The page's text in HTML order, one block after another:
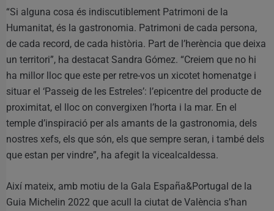
“Si alguna cosa és indiscutiblement Patrimoni de la
Humanitat, és la gastronomia. Patrimoni de cada persona,
de cada record, de cada història. Part de l’herència que deixa
un territori”, ha destacat Sandra Gómez. “Creiem que no hi
ha millor lloc que este per retre-vos un xicotet homenatge i
situar el ‘Passeig de les Estreles’: l’epicentre del producte de
proximitat, el lloc on convergixen l’horta i la mar. En el
temple d’inspiració per als amants de la gastronomia, dels
nostres xefs, els que són, els que sempre seran, i també dels
que estan per vindre”, ha afegit la vicealcaldessa.
Així mateix, amb motiu de la Gala España&Portugal de la
Guia Michelin 2022 que acull la ciutat de València s’han